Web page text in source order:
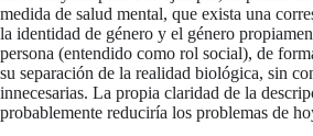
medida de salud mental, que exista una
la identidad de género y el género
persona (entendido como rol social), de
su separación de la realidad biológica, sin
innecesarias. La propia claridad de la
probablemente reduciría los problemas de